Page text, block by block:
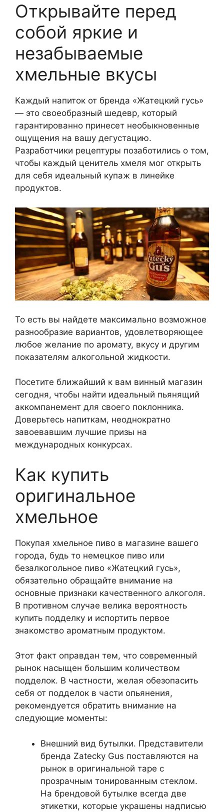
Открывайте перед
собой яркие и
незабываемые
хмельные вкусы
Каждый напиток от бренда «Жатецкий гусь»
— это своеобразный шедевр, который
гарантированно принесет необыкновенные
ощущения на вашу дегустацию.
Разработчики рецептуры позаботились о том,
чтобы каждый ценитель хмеля мог открыть
для себя идеальный купаж в линейке
продуктов.
То есть вы найдете максимально возможное
разнообразие вариантов, удовлетворяющее
любое желание по аромату, вкусу и другим
показателям алкогольной жидкости.
Посетите ближайший к вам винный магазин
сегодня, чтобы найти идеальный пьянящий
аккомпанемент для своего поклонника.
Доверьтесь напиткам, неоднократно
завоевавшим лучшие призы на
международных конкурсах.
Как купить
оригинальное
хмельное
Покупая хмельное пиво в магазине вашего
города, будь то немецкое пиво или
безалкогольное пиво «Жатецкий гусь»,
обязательно обращайте внимание на
основные признаки качественного алкоголя.
В противном случае велика вероятность
купить подделку и испортить первое
знакомство ароматным продуктом.
Этот факт оправдан тем, что современный
рынок насыщен большим количеством
подделок. В частности, желая обезопасить
себя от подделок в части опьянения,
рекомендуется обратить внимание на
следующие моменты:
Внешний вид бутылки. Представители
бренда Zatecky Gus поставляются на
рынок в оригинальной таре с
прозрачным тонированным стеклом.
На брендовой бутылке всегда две
этикетки, которые украшены надписью